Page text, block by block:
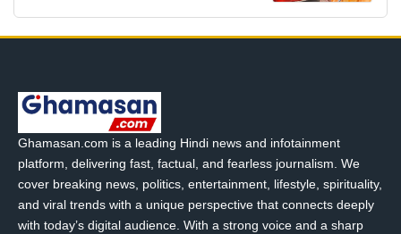
Ghamasan.com is a leading Hindi news and infotainment
platform, delivering fast, factual, and fearless journalism. We
cover breaking news, politics, entertainment, lifestyle, spirituality,
and viral trends with a unique perspective that connects deeply
with today’s digital audience. With a strong voice and a sharp